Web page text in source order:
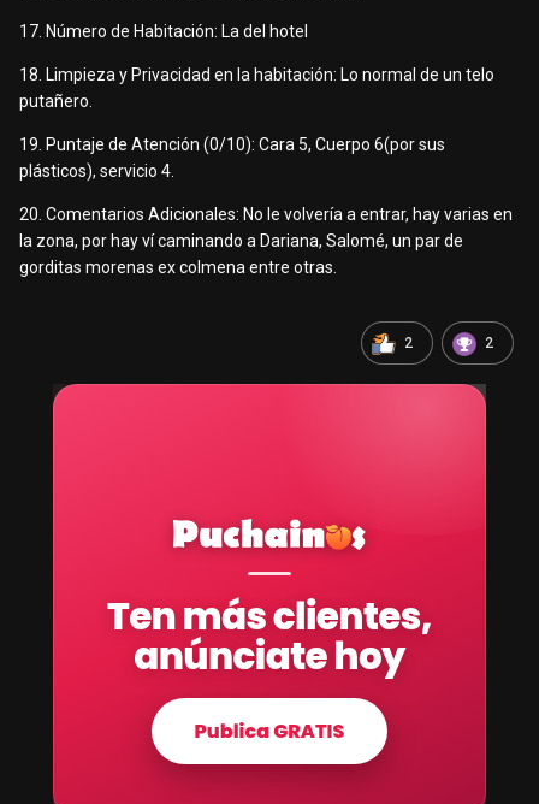
17. Número de Habitación: La del hotel
18. Limpieza y Privacidad en la habitación: Lo normal de un telo
putañero.
19. Puntaje de Atención (0/10): Cara 5, Cuerpo 6(por sus
plásticos), servicio 4.
20. Comentarios Adicionales: No le volvería a entrar, hay varias en
la zona, por hay ví caminando a Dariana, Salomé, un par de
gorditas morenas ex colmena entre otras.
2 2